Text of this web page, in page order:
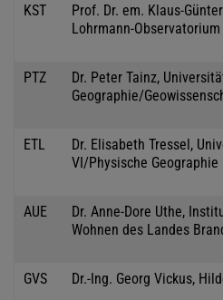
KST
Prof. Dr. em. Klaus-
Lohrmann-Observatorium
PTZ
Dr. Peter Tainz,
Geographie/
ETL
Dr. Elisabeth Tressel,
VI/Physische Geographie
AUE
Dr. Anne-Dore Uthe,
Wohnen des Landes
GVS Dr.-Ing. Georg Vickus,